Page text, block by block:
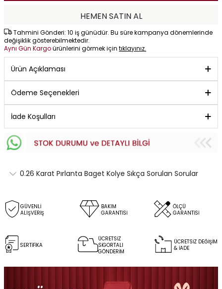
HEMEN SATIN AL
Tahmini Gönderi: 10 iş günüdür. Bu süre kampanya dönemlerinde
değişiklik gösterebilmektedir.
Aynı Gün Kargoürünlerini görmek için tıklayınız.
Ürün Açıklaması
Ödeme Seçenekleri
İade Koşulları
0.26 Karat Pırlanta Baget Kolye Sıkça Sorulan Sorular
GÜVENLİ
ALIŞVERİŞ
BAKIM
GARANTİSİ
ÖLÇÜ
GARANTİSİ
SERTİFİKA
ÜCRETSİZ
SİGORTALI
GÖNDERİM
ÜCRETSİZ DEĞİŞİM
& İADE